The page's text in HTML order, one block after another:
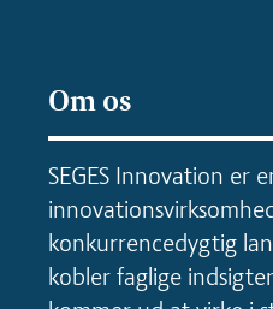
Om os
SEGES Innovation er
konkurrencedygtig
kobler faglige